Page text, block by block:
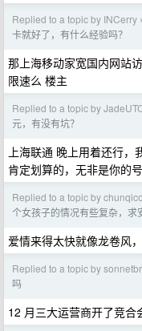
Replied to a topic by INCerry ›
卡就好了，有什么经验吗？
那上海移动家宽国内网站
限速么 楼主
Replied to a topic by
元，有没有坑？
上海联通 晚上用着还行
肯定划算的，无非是你的
Replied to a topic by
个女孩子的情况有些复杂，求
爱情来得太快就像龙卷风
Replied to a topic by
吗
12 月三大运营商开了竞合